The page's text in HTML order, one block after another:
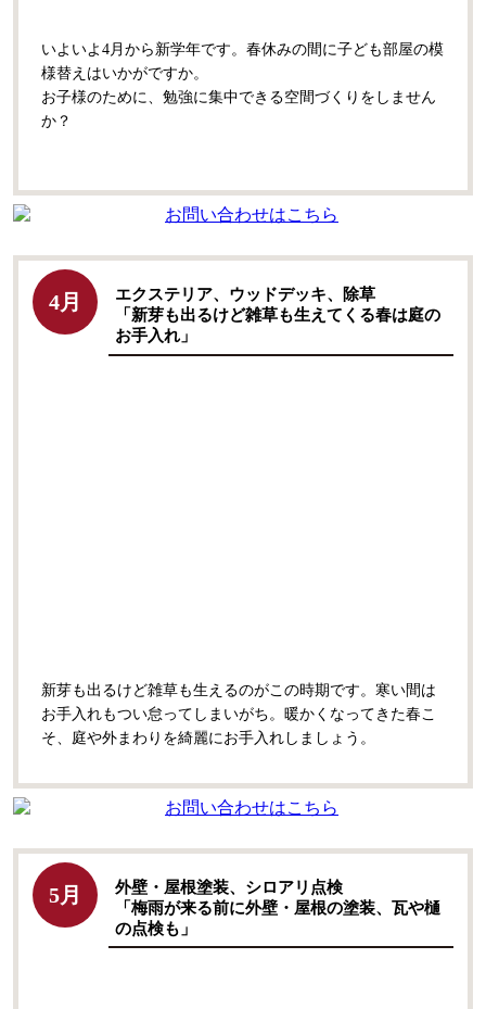
いよいよ4月から新学年です。春休みの間に子ども部屋の模
様替えはいかがですか。
お子様のために、勉強に集中できる空間づくりをしません
か？
4月
エクステリア、ウッドデッキ、除草
「新芽も出るけど雑草も生えてくる春は庭の
お手入れ」
新芽も出るけど雑草も生えるのがこの時期です。寒い間は
お手入れもつい怠ってしまいがち。暖かくなってきた春こ
そ、庭や外まわりを綺麗にお手入れしましょう。
5月
外壁・屋根塗装、シロアリ点検
「梅雨が来る前に外壁・屋根の塗装、瓦や樋
の点検も」